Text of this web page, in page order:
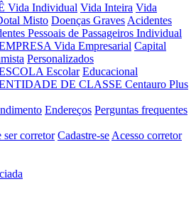
Vida Individual Vida Inteira Vida
Misto Doenças Graves Acidentes
Pessoais de Passageiros Individual
Vida Empresarial Capital
Personalizados
Escolar Educacional
DE CLASSE Centauro Plus
Endereços Perguntas frequentes
ser corretor Cadastre-se Acesso corretor